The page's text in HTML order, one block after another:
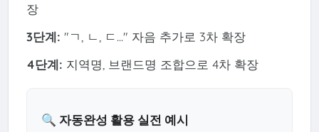
장
3단계: "ㄱ, ㄴ, ㄷ..." 자음 추가로 3차 확장
4단계: 지역명, 브랜드명 조합으로 4차 확장
🔍 자동완성 활용 실전 예시